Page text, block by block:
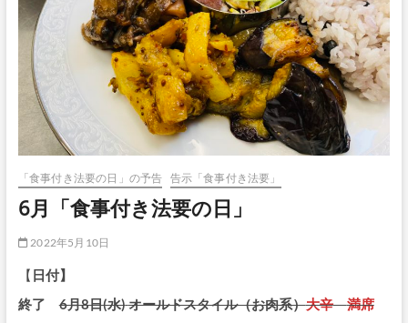
「食事付き法要の日」の予告 告示「食事付き法要」
6月「食事付き法要の日」
2022年5月10日
【 日付】
終了6月8日(水)オールドスタイル（お肉系）大辛
満席